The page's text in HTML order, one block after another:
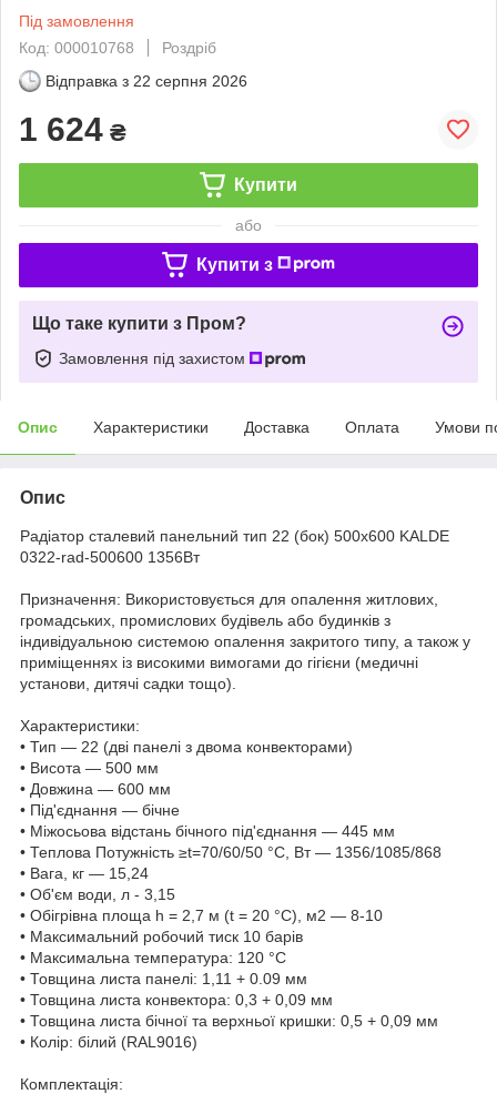
Під замовлення
Код: 000010768
Роздріб
Відправка з 22 серпня 2026
1 624 ₴
Купити
або
Купити з
Що таке купити з Пром?
Замовлення під захистом
Опис Характеристики Доставка Оплата Умови
Опис
Радіатор сталевий панельний тип 22 (бок) 500x600 KALDE
0322-rad-500600 1356Вт
Призначення: Використовується для опалення житлових,
громадських, промислових будівель або будинків з
індивідуальною системою опалення закритого типу, а також у
приміщеннях із високими вимогами до гігієни (медичні
установи, дитячі садки тощо).
Характеристики:
• Тип — 22 (дві панелі з двома конвекторами)
• Висота — 500 мм
• Довжина — 600 мм
• Під'єднання — бічне
• Міжосьова відстань бічного під'єднання — 445 мм
• Теплова Потужність ≥t=70/60/50 °C, Вт — 1356/1085/868
• Вага, кг — 15,24
• Об'єм води, л - 3,15
• Обігрівна площа h = 2,7 м (t = 20 °C), м2 — 8-10
• Максимальний робочий тиск 10 барів
• Максимальна температура: 120 °С
• Товщина листа панелі: 1,11 + 0.09 мм
• Товщина листа конвектора: 0,3 + 0,09 мм
• Товщина листа бічної та верхньої кришки: 0,5 + 0,09 мм
• Колір: білий (RAL9016)
Комплектація: